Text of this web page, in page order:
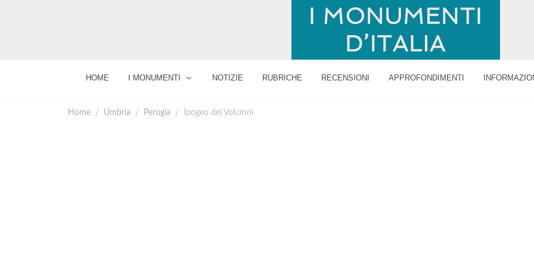
HOME I MONUMENTI NOTIZIE RUBRICHE RECENSIONI APPROFONDIMENTI
Home Umbria Perugia Ipogeo dei Volumni